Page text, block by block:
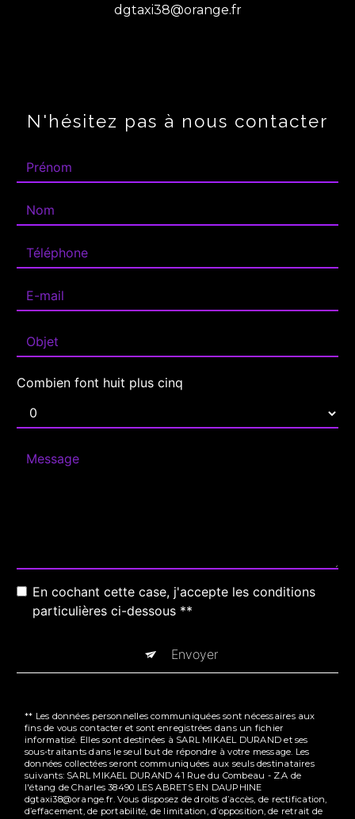
dgtaxi38@orange.fr
N'hésitez pas à nous contacter
Combien font huit plus cinq
En cochant cette case, j'accepte les conditions
particulières ci-dessous **
Envoyer
** Les données personnelles communiquées sont nécessaires aux
fins de vous contacter et sont enregistrées dans un fichier
informatisé. Elles sont destinées à SARL MIKAEL DURAND et ses
sous-traitants dans le seul but de répondre à votre message. Les
données collectées seront communiquées aux seuls destinataires
suivants: SARL MIKAEL DURAND 41 Rue du Combeau - Z.A de
l'étang de Charles 38490 LES ABRETS EN DAUPHINE
dgtaxi38@orange.fr. Vous disposez de droits d’accès, de rectification,
d’effacement, de portabilité, de limitation, d’opposition, de retrait de